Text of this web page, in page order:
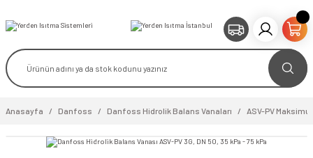
Anasayfa Danfoss Danfoss Hidrolik Balans Vanaları ASV-PV